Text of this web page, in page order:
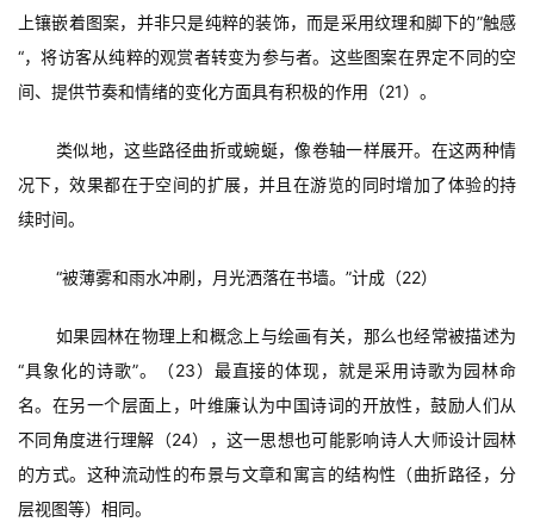
上镶嵌着图案，并非只是纯粹的装饰，而是采用纹理和脚下的”触感
“，将访客从纯粹的观赏者转变为参与者。这些图案在界定不同的空
间、提供节奏和情绪的变化方面具有积极的作用（21）。
类似地，这些路径曲折或蜿蜒，像卷轴一样展开。在这两种情
况下，效果都在于空间的扩展，并且在游览的同时增加了体验的持
续时间。
“被薄雾和雨水冲刷，月光洒落在书墙。”计成（22）
如果园林在物理上和概念上与绘画有关，那么也经常被描述为
“具象化的诗歌”。（23）最直接的体现，就是采用诗歌为园林命
名。在另一个层面上，叶维廉认为中国诗词的开放性，鼓励人们从
不同角度进行理解（24），这一思想也可能影响诗人大师设计园林
的方式。这种流动性的布景与文章和寓言的结构性（曲折路径，分
层视图等）相同。